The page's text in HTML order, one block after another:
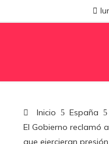
Inicio
España
El Gobierno reclamó
que ejercieran